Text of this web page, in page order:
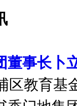
董事长卜
区教育基